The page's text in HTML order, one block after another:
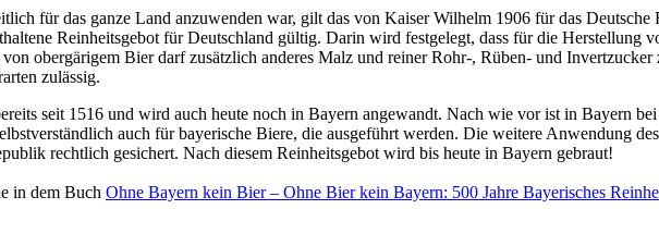
für das ganze Land anzuwenden war, gilt das von Kaiser Wilhelm 1906 für das
Reinheitsgebot für Deutschland gültig. Darin wird festgelegt, dass für die Herstellung
obergärigem Bier darf zusätzlich anderes Malz und reiner Rohr-, Rüben- und
zulässig.
seit 1516 und wird auch heute noch in Bayern angewandt. Nach wie vor ist in Bayern
auch für bayerische Biere, die ausgeführt werden. Die weitere Anwendung
rechtlich gesichert. Nach diesem Reinheitsgebot wird bis heute in Bayern gebraut!
in dem Buch Ohne Bayern kein Bier – Ohne Bier kein Bayern: 500 Jahre Bayerisches